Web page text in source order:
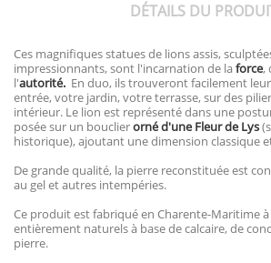
DÉTAILS DU
Ces magnifiques statues de lions assis,
impressionnants, sont l'incarnation de laforce,
l'autorité. En duo, ils trouveront facilement
entrée, votre jardin, votre terrasse, sur des
intérieur. Le lion est représenté dans une
posée sur un bouclierorné d'une Fleur de Lys
historique), ajoutant une dimension classique
De grande qualité, la pierre reconstituée est
au gel et autres intempéries.
Ce produit est fabriqué en Charente-Maritime
entièrement naturels à base de calcaire, de
pierre.